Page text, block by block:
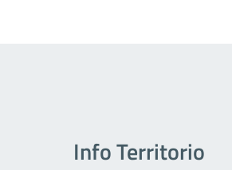
Info Territorio